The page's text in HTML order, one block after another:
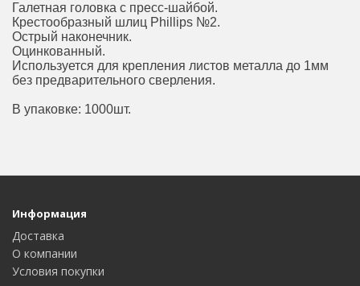
Галетная головка с пресс-шайбой.
Крестообразный шлиц Phillips №2.
Острый наконечник.
Оцинкованный.
Используется для крепления листов металла до 1мм
без предварительного сверления.
В упаковке: 1000шт.
Информация
Доставка
О компании
Условия покупки